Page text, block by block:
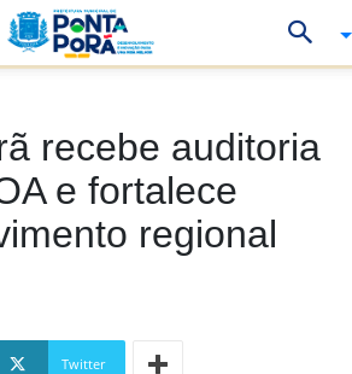
recebe auditoria
e fortalece
regional
Twitter